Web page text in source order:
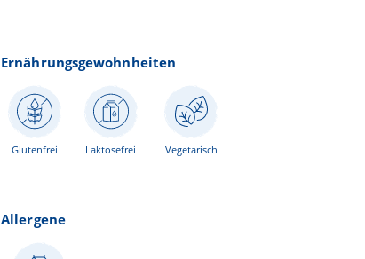
Ernährungsgewohnheiten
Glutenfrei Laktosefrei Vegetarisch
Allergene